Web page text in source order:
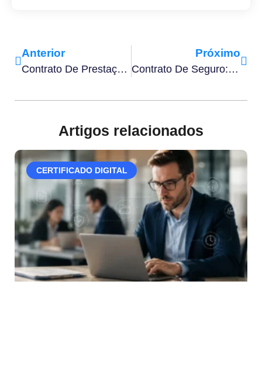
Anterior
Contrato De Prestação De Serviços: O Que É, Tipos E Regras Da CLT
Próximo
Contrato De Seguro: O Que Você Precisa Saber Antes De Assinar
Artigos relacionados
CERTIFICADO DIGITAL